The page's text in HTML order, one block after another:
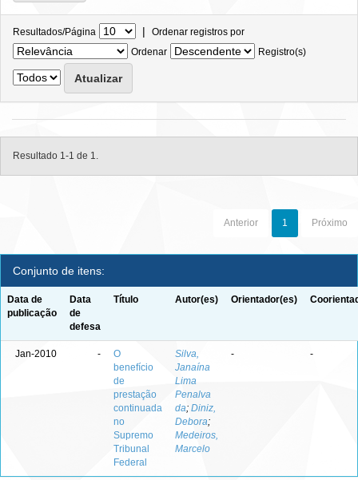
Resultados/Página | Ordenar registros por
Ordenar
Registro(s)
Resultado 1-1 de 1.
Anterior 1 Próximo
Conjunto de itens:
Data de
publicação
Data
de
defesa
Título Autor(es) Orientador(es)
Jan-2010 -
O
benefício
de
prestação
continuada
no
Supremo
Tribunal
Federal
Silva,
Janaína
Lima
Penalva
da; Diniz,
Debora;
Medeiros,
Marcelo
- -